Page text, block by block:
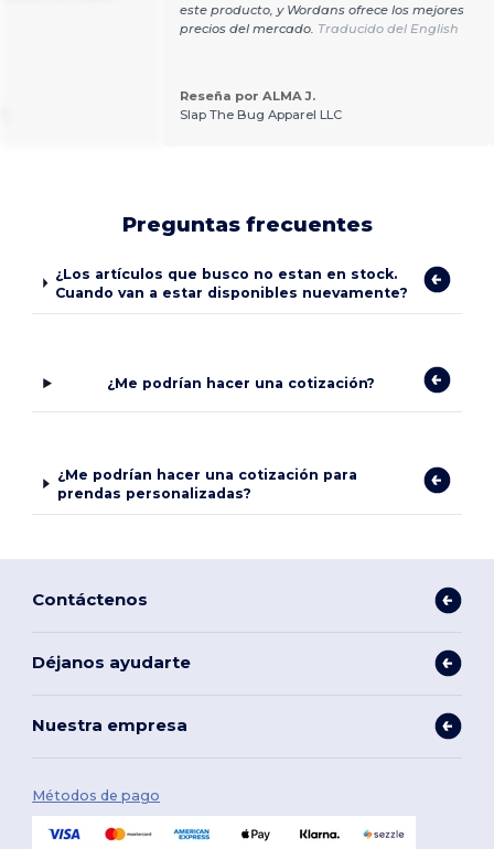
este producto, y Wordans ofrece los mejores
precios del mercado. Traducido del English
Reseña por ALMA J.
Slap The Bug Apparel LLC
Preguntas frecuentes
¿Los artículos que busco no estan en stock.
Cuando van a estar disponibles nuevamente?
¿Me podrían hacer una cotización?
¿Me podrían hacer una cotización para
prendas personalizadas?
Contáctenos
Déjanos ayudarte
Nuestra empresa
Métodos de pago